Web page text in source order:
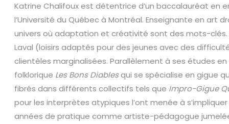
Katrine Chalifoux est détentrice d’un baccalauréat en
l’Université du Québec à Montréal. Enseignante en
univers où adaptation et créativité sont des mots-clés.
Laval (loisirs adaptés pour des jeunes avec des
clientèles marginalisées. Parallèlement à ses études
folklorique Les Bons Diablesqui se spécialise en gigue
fibrés dans différents collectifs tels que Impro-Gigue
pour les interprètes atypiques l’ont menée à
années de pratique comme artiste-pédagogue